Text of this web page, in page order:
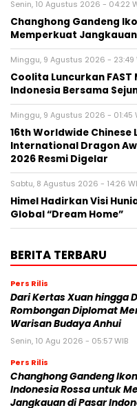
Senin, 10 Agustus 2026 - 04:22
Changhong Gandeng
Memperkuat
Minggu, 9 Agustus 2026 - 23:49
Coolita Luncurkan
Indonesia Bersama
Minggu, 9 Agustus 2026 - 01:45
16th Worldwide Chinese
International Dragon
2026 Resmi Digelar
Sabtu, 8 Agustus 2026 - 14:26
Himel Hadirkan Visi
Global “Dream Home”
BERITA TERBARU
Pers Rilis
Dari Kertas Xuan hingga
Rombongan Diplomat
Warisan Budaya Anhui
Senin, 10 Agu 2026 - 05:57 WIB
Pers Rilis
Changhong Gandeng
Indonesia Rossa untuk
Jangkauan di Pasar